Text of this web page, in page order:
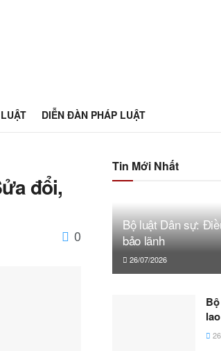
DIỄN ĐÀN PHÁP LUẬT
đổi,
0
Tin Mới Nhất
Bộ luật Dân sự:
bảo lãnh
26/07/2026
lao